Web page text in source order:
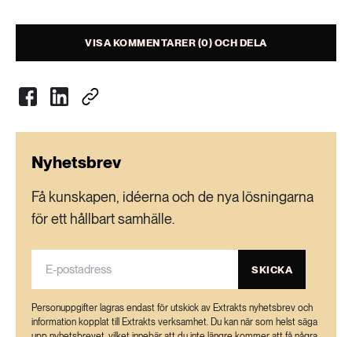
2016, visar att mängden hushållsavfall i EU då
uppgick till 480 kg per person, utslaget på hela
befolkningen.
Källa: Svensk avfallshantering 2018 – Avfall
VISA KOMMENTARER (0) OCH DELA
Nyhetsbrev
Få kunskapen, idéerna och de nya lösningarna
för ett hållbart samhälle.
SKICKA
Personuppgifter lagras endast för utskick av Extrakts nyhetsbrev och
information kopplat till Extrakts verksamhet. Du kan när som helst säga